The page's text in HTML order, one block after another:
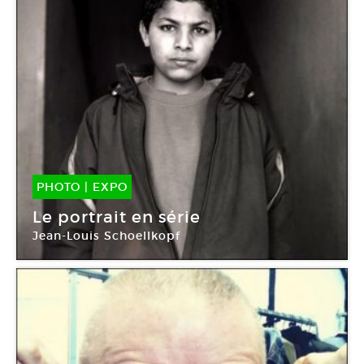
PHOTO | EXPO
11 Jan -25 Avr 2012
Le portrait en série
Jean-Louis Schoellkopf
Frac Normandie Rouen